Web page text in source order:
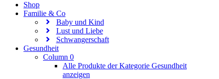
Shop
Familie & Co
Baby und Kind
Lust und Liebe
Schwangerschaft
Gesundheit
Column 0
Alle Produkte der Kategorie Gesundheit
anzeigen